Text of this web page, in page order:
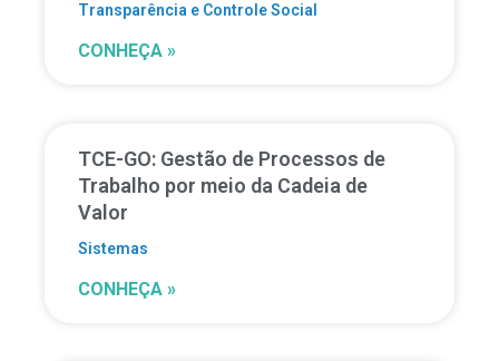
Transparência e Controle Social
CONHEÇA »
TCE-GO: Gestão de Processos de
Trabalho por meio da Cadeia de
Valor
Sistemas
CONHEÇA »